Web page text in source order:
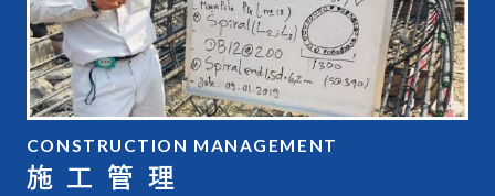
CONSTRUCTION MANAGEMENT
施 工 管 理